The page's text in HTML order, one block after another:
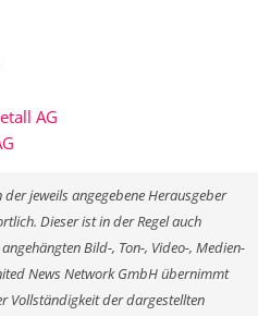
AG
jeweils angegebene Herausgeber
Dieser ist in der Regel auch
Bild-, Ton-, Video-, Medien-
News Network GmbH übernimmt
Vollständigkeit der dargestellten